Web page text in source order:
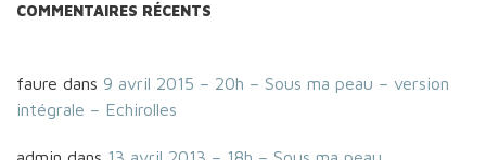
COMMENTAIRES RÉCENTS
faure dans 9 avril 2015 – 20h – Sous ma peau – version
intégrale – Echirolles